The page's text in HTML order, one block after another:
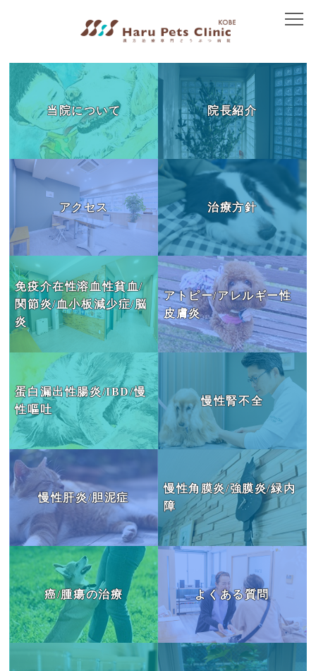
当院について
院長紹介
アクセス
治療方針
免疫介在性疾患
皮膚の病気
胃腸の病気
腎臓の病気
肝臓の病気
目の病気
がん・腫瘍
よくあるご質問
ブログ
治療例
患者様の声
お問い合わせ
JP
当院について 院長紹介
アクセス 治療方針
免疫介在性溶血性貧血/
関節炎/血小板減少症/脳
炎
アトピー/アレルギー性
皮膚炎
蛋白漏出性腸炎/IBD/慢
性嘔吐
慢性腎不全
慢性肝炎/胆泥症
慢性角膜炎/強膜炎/緑内
障
癌/腫瘍の治療 よくある質問